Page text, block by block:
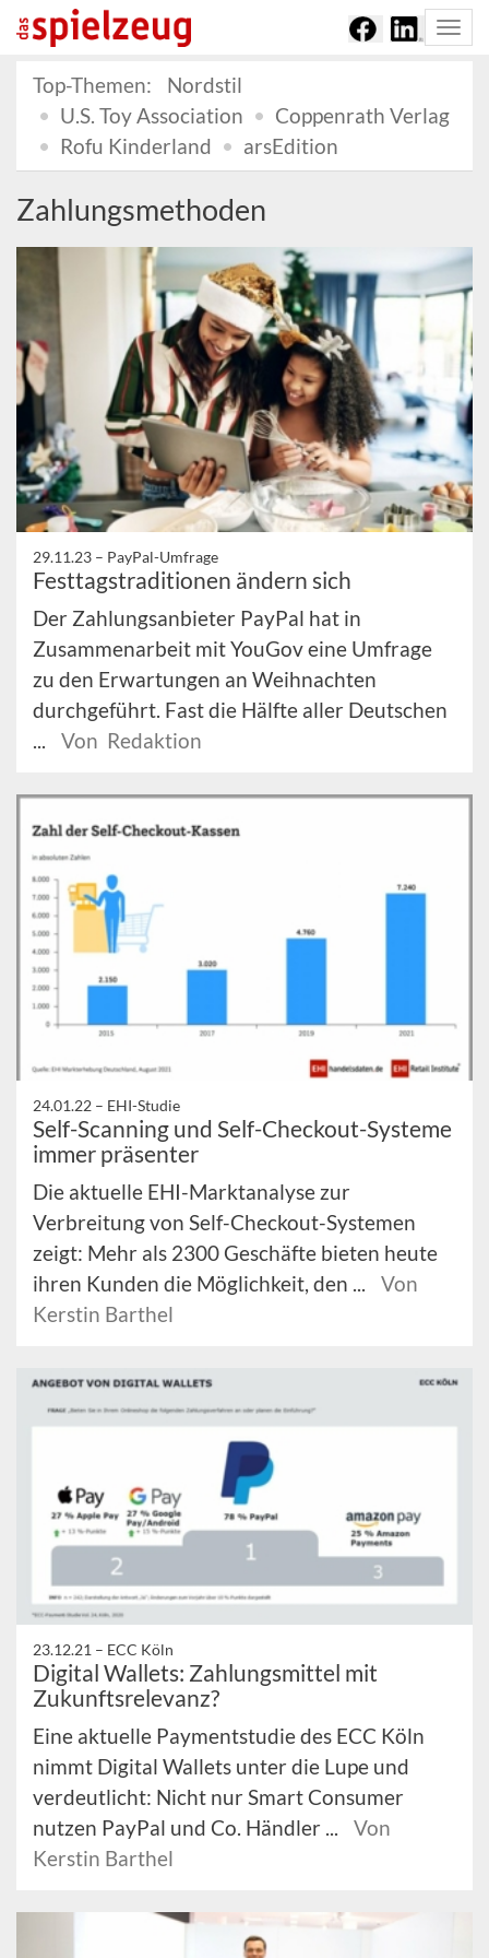
Top-Themen:
Nordstil
U.S. Toy Association
Coppenrath Verlag
Rofu Kinderland
arsEdition
Zahlungsmethoden
29.11.23 – PayPal-Umfrage
Festtagstraditionen ändern sich
Der Zahlungsanbieter PayPal hat in
Zusammenarbeit mit YouGov eine Umfrage
zu den Erwartungen an Weihnachten
durchgeführt. Fast die Hälfte aller Deutschen
...
Von Redaktion
24.01.22 – EHI-Studie
Self-Scanning und Self-Checkout-Systeme
immer präsenter
Die aktuelle EHI-Marktanalyse zur
Verbreitung von Self-Checkout-Systemen
zeigt: Mehr als 2300 Geschäfte bieten heute
ihren Kunden die Möglichkeit, den ...
Von
Kerstin Barthel
23.12.21 – ECC Köln
Digital Wallets: Zahlungsmittel mit
Zukunftsrelevanz?
Eine aktuelle Paymentstudie des ECC Köln
nimmt Digital Wallets unter die Lupe und
verdeutlicht: Nicht nur Smart Consumer
nutzen PayPal und Co. Händler ...
Von
Kerstin Barthel